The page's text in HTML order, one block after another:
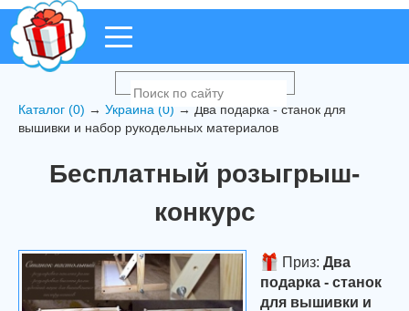
Каталог (0) → Украина (0) → Два подарка - станок для
вышивки и набор рукодельных материалов
Бесплатный розыгрыш-
конкурс
Приз: Два
подарка - станок
для вышивки и